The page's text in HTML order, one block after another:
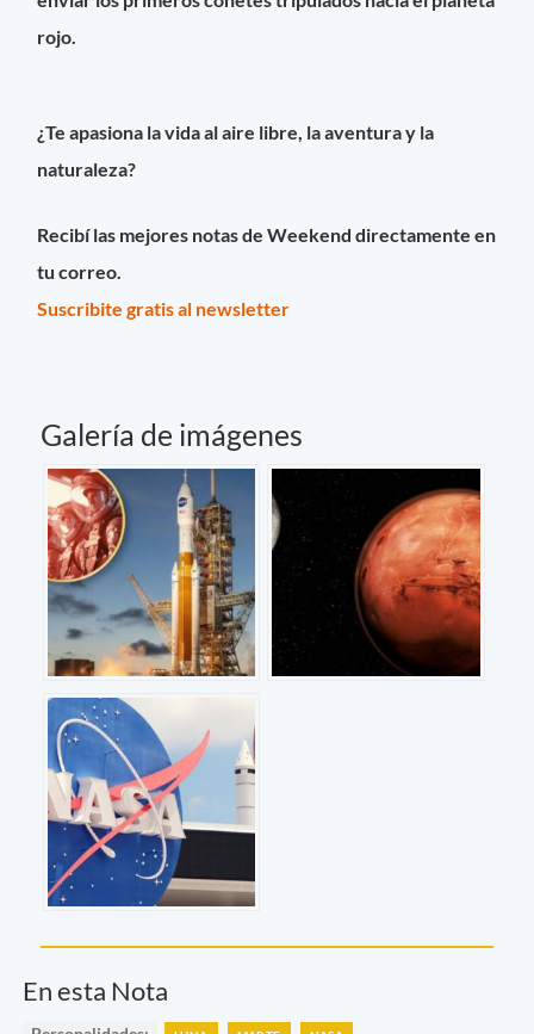
rojo.
¿Te apasiona la vida al aire libre, la aventura y la
naturaleza?
Recibí las mejores notas de Weekend directamente en
tu correo.
Suscribite gratis al newsletter
Galería de imágenes
En esta Nota